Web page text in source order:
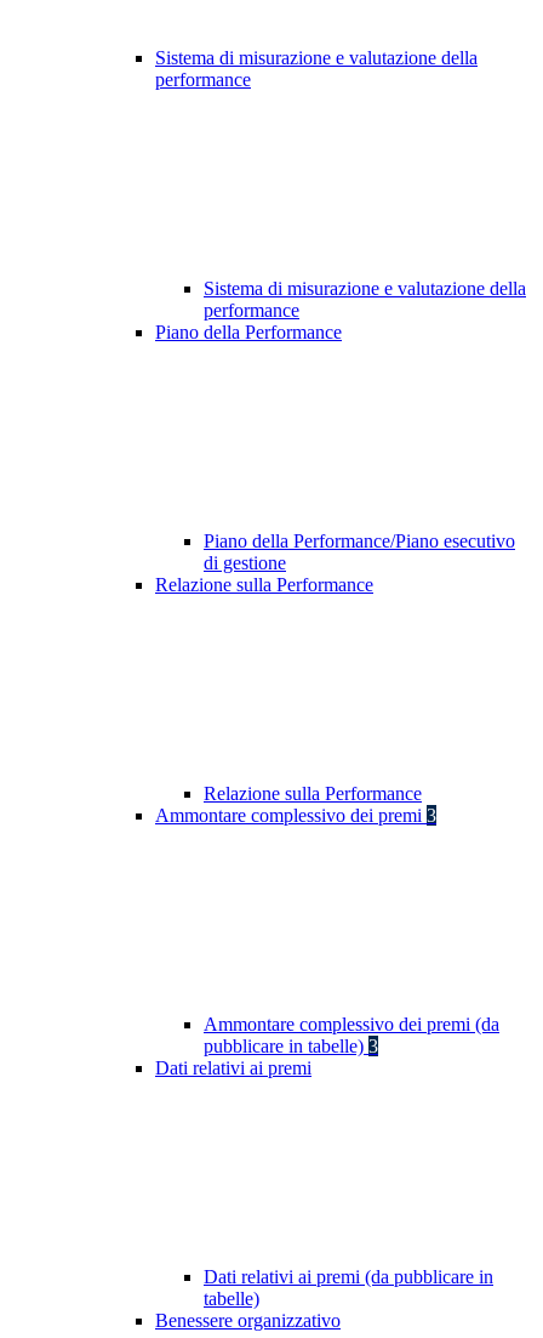
Sistema di misurazione e valutazione della
performance
Sistema di misurazione e valutazione della
performance
Piano della Performance
Piano della Performance/Piano esecutivo
di gestione
Relazione sulla Performance
Relazione sulla Performance
Ammontare complessivo dei premi 3
Ammontare complessivo dei premi (da
pubblicare in tabelle) 3
Dati relativi ai premi
Dati relativi ai premi (da pubblicare in
tabelle)
Benessere organizzativo